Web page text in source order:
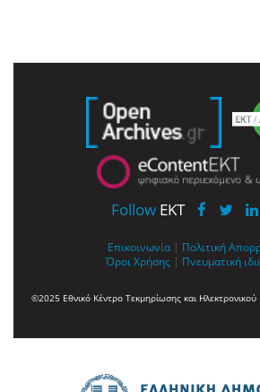
Follow EKT
Επικοινωνία | Πολιτική
Όροι Χρήσης | Πνευματική
©2025 Εθνικό Κέντρο Τεκμηρίωσης και Ηλεκτρονικού